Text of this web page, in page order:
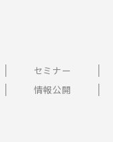
セミナー
情報公開